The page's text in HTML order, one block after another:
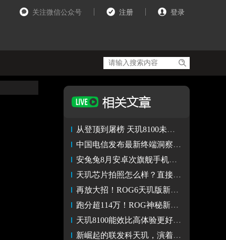
关注微信公众号 注册 登录
从登顶到屠榜 天玑8100未遇对手 端市场迈入“联发科时代”
中国电信发布最新终端洞察报告 天玑9000摘得5星综合评价
安兔兔8月安卓次旗舰手机性能榜 天玑8000系列连续四个月屠榜
天玑芯片拍照怎么样？直接进最难的暗光场景，用样张说话
再放大招！ROG6天玑版新机独占安兔兔跑分榜单鳌头
跑分超114万！ROG神秘新机搭载天玑9000+冲击安卓最强性能
天玑8100能效比高体验更好 选择这些天玑8100手机使用更愉快
新崛起的联发科天玑，演着最老套的逆袭剧本